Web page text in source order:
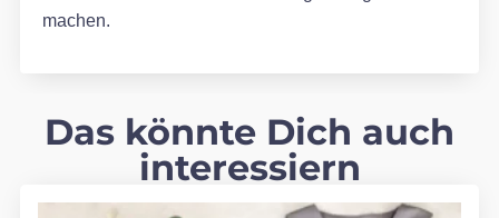
machen.
Das könnte Dich auch
interessiern